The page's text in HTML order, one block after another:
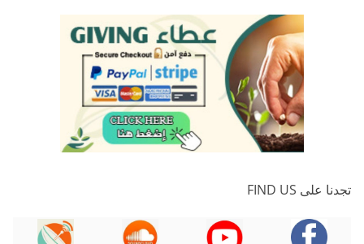
تجدنا على FIND US